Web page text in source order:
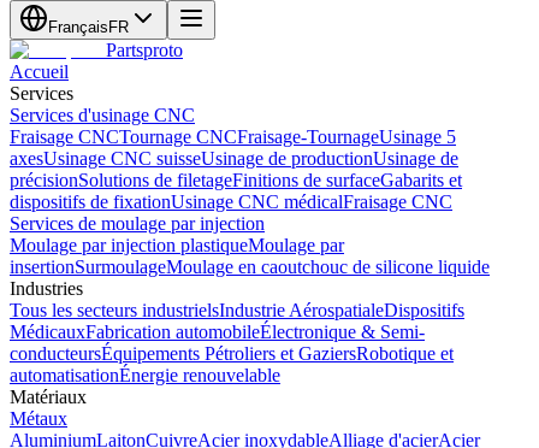
Français FR
Partsproto
Accueil
Services
Services d'usinage CNC
Fraisage CNCTournage CNCFraisage-TournageUsinage 5
axesUsinage CNC suisseUsinage de productionUsinage de
précisionSolutions de filetageFinitions de surfaceGabarits et
dispositifs de fixationUsinage CNC médicalFraisage CNC
Services de moulage par injection
Moulage par injection plastiqueMoulage par
insertionSurmoulageMoulage en caoutchouc de silicone liquide
Industries
Tous les secteurs industrielsIndustrie AérospatialeDispositifs
MédicauxFabrication automobileÉlectronique & Semi-
conducteursÉquipements Pétroliers et GaziersRobotique et
automatisationÉnergie renouvelable
Matériaux
Métaux
AluminiumLaitonCuivreAcier inoxydableAlliage d'acierAcier